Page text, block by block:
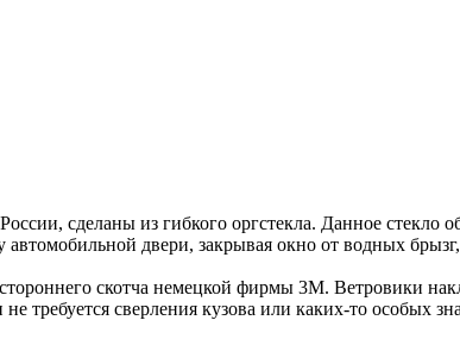
сделаны из гибкого оргстекла. Данное
двери, закрывая окно от водных
скотча немецкой фирмы 3M. Ветровики
требуется сверления кузова или каких-то особых